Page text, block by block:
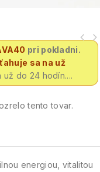
pri pokladni.
sa na už
už do 24 hodín....
tento tovar.
energiou, vitalitou